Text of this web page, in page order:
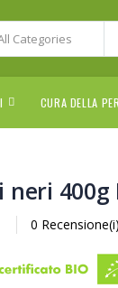
CURA DELLA
neri 400g
0 Recensione(i)